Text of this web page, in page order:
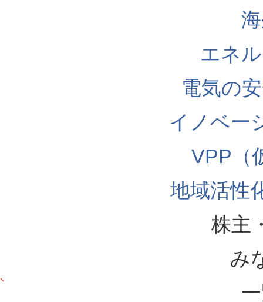
エネ
電気の
イノベー
VPP（
地域活性
株主
み